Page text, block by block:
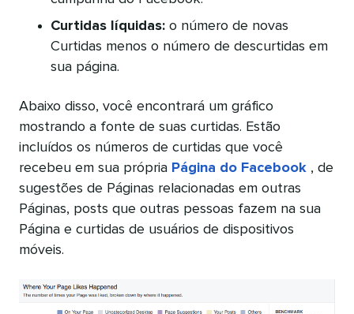
Curtidas líquidas: o número de novas
Curtidas menos o número de descurtidas em
sua página.
Abaixo disso, você encontrará um gráfico
mostrando a fonte de suas curtidas. Estão
incluídos os números de curtidas que você
recebeu em sua própria Página do Facebook , de
sugestões de Páginas relacionadas em outras
Páginas, posts que outras pessoas fazem na sua
Página e curtidas de usuários de dispositivos
móveis.